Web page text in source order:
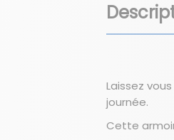
Laissez
journée.
Cette